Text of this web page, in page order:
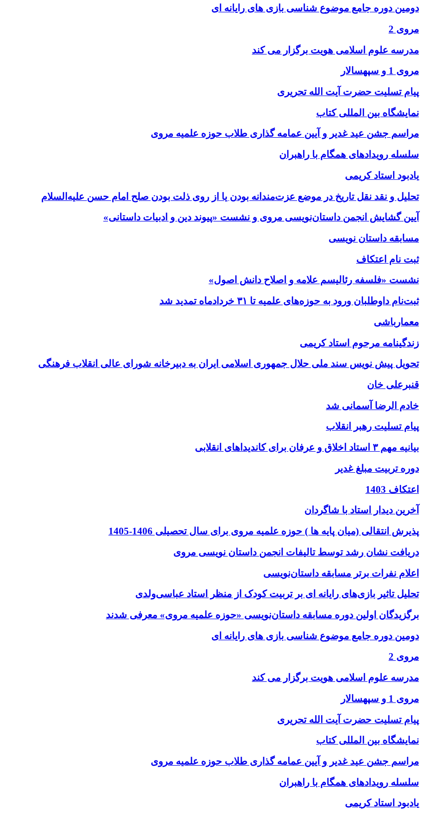
دومین دوره جامع موضوع شناسی بازی های رایانه ای
مروی 2
مدرسه علوم اسلامی هویت برگزار می کند
مروی 1 و سپهسالار
پیام تسلیت حضرت آیت الله تحریری
نمایشگاه بین المللی کتاب
مراسم جشن عید غدیر و آیین عمامه گذاری طلاب حوزه علمیه مروی
سلسله رویدادهای همگام با راهبران
یادبود استاد کریمی
تحلیل و نقد نقل تاریخ در موضع عزت‌مندانه بودن یا از روی ذلت بودن صلح امام حسن علیه‌السلام
آیین گشایش انجمن داستان‌نویسی مروی و نشست «پیوند دین و ادبیات داستانی»
مسابقه داستان نویسی
ثبت نام اعتکاف
نشست «فلسفه رئالیسم علامه و اصلاح دانش اصول»
ثبت‌نام داوطلبان ورود به حوزه‌های علمیه تا ۳۱ خردادماه تمدید شد
معمارباشی
زندگینامه مرحوم استاد کریمی
تحویل پیش نویس سند ملی حلال جمهوری اسلامی ایران به دبیرخانه شورای عالی انقلاب فرهنگی
قنبرعلی خان
خادم الرضا آسمانی شد
پیام تسلیت رهبر انقلاب
بیانیه مهم ۳ استاد اخلاق و عرفان برای کاندیداهای انقلابی
دوره تربیت مبلغ غدیر
اعتکاف 1403
آخرین دیدار استاد با شاگردان
پذیرش انتقالی (میان پایه ها ) حوزه علمیه مروی برای سال تحصیلی 1406-1405
دریافت نشان رشد توسط تالیفات انجمن داستان نویسی مروی
اعلام نفرات برتر مسابقه داستان‌نویسی
تحلیل تاثیر بازی‌های رایانه ای بر تربیت کودک از منظر استاد عباسی‌ولدی
برگزیدگان اولین دوره مسابقه داستان‌نویسی «حوزه علمیه مروی» معرفی شدند
دومین دوره جامع موضوع شناسی بازی های رایانه ای
مروی 2
مدرسه علوم اسلامی هویت برگزار می کند
مروی 1 و سپهسالار
پیام تسلیت حضرت آیت الله تحریری
نمایشگاه بین المللی کتاب
مراسم جشن عید غدیر و آیین عمامه گذاری طلاب حوزه علمیه مروی
سلسله رویدادهای همگام با راهبران
یادبود استاد کریمی